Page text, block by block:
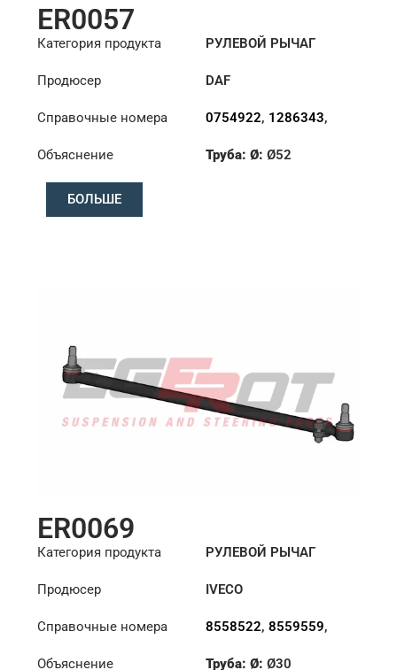
ER0057
Категория продукта РУЛЕВОЙ РЫЧАГ
Продюсер DAF
Справочные номера 0754922, 1286343,
Объяснение
Труба: Ø:Ø52
БОЛЬШЕ
ER0069
Категория продукта РУЛЕВОЙ РЫЧАГ
Продюсер IVECO
Справочные номера 8558522,8559559,
Объяснение
Труба: Ø:Ø30